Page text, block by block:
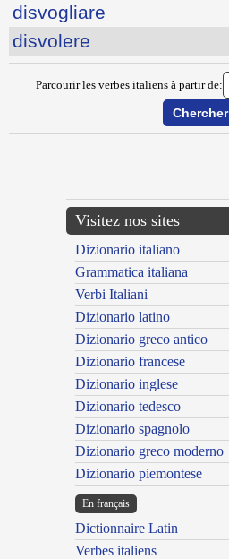
disvogliare
disvolere
Parcourir les verbes italiens à partir de:
Visitez nos sites
Dizionario italiano
Grammatica italiana
Verbi Italiani
Dizionario latino
Dizionario greco antico
Dizionario francese
Dizionario inglese
Dizionario tedesco
Dizionario spagnolo
Dizionario greco moderno
Dizionario piemontese
En français
Dictionnaire Latin
Verbes italiens